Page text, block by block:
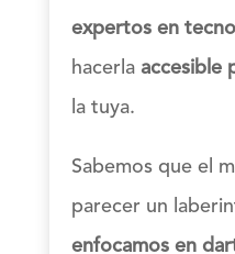
expertos en
hacerla accesible
la tuya.
Sabemos que el
parecer un
enfocamos en